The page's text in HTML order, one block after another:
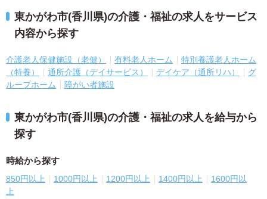
東かがわ市(香川県)の介護・福祉の求人をサービス
内容から探す
介護老人保健施設（老健） 有料老人ホーム
特別養護老人ホーム
（特養）
通所介護（デイサービス） デイケア（通所リハ）
グ
ループホーム
障がい者施設
東かがわ市(香川県)の介護・福祉の求人を給与から
探す
時給から探す
850円以上 1000円以上 1200円以上 1400円以上
1600円以
上